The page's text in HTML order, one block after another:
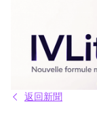
IVLite：IVT 精華
情簡報和回顧，直
題不是資訊不夠，
觀點與訊號交錯。
能被動應對市場，
的。單一簡單的方
華推播。 IVLite 究
限。純粹內容，無
返回新聞